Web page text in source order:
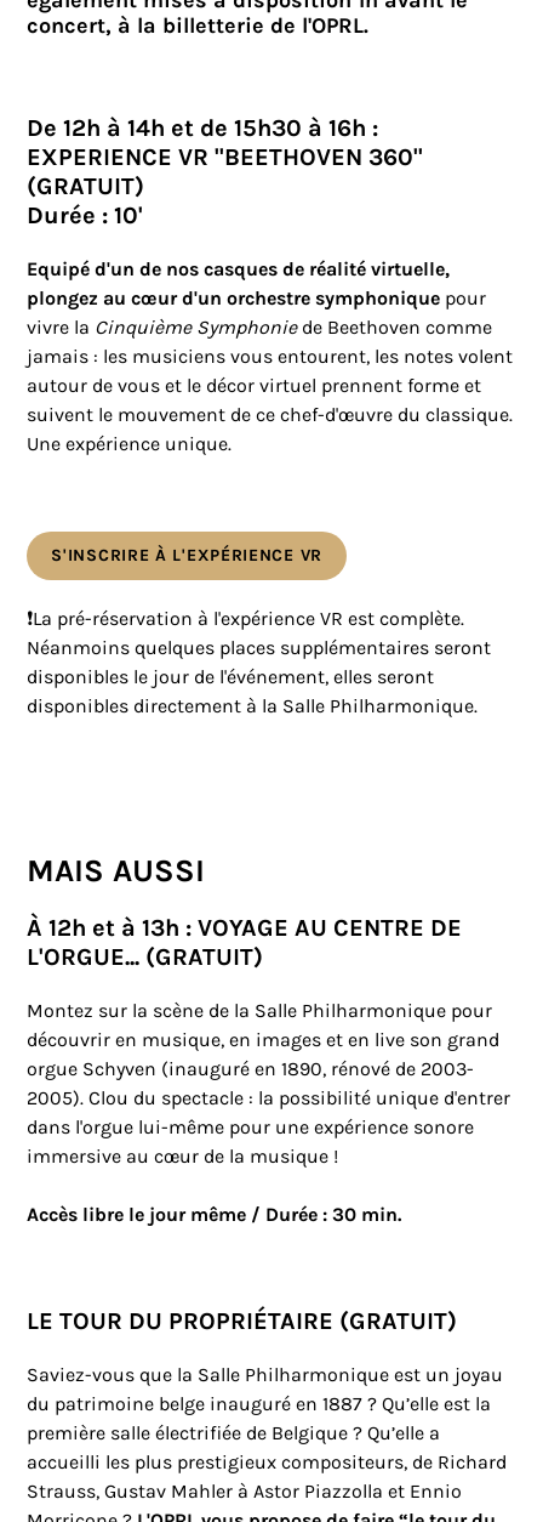
concert, à la billetterie de l'OPRL.
De 12h à 14h et de 15h30 à 16h :
EXPERIENCE VR "BEETHOVEN 360"
(GRATUIT)
Durée : 10'
Equipé d'un de nos casques de réalité virtuelle,
plongez au cœur d'un orchestre symphonique pour
vivre la Cinquième Symphonie de Beethoven comme
jamais : les musiciens vous entourent, les notes volent
autour de vous et le décor virtuel prennent forme et
suivent le mouvement de ce chef-d'œuvre du classique.
Une expérience unique.
S'INSCRIRE À L'EXPÉRIENCE VR
❗La pré-réservation à l'expérience VR est complète.
Néanmoins quelques places supplémentaires seront
disponibles le jour de l'événement, elles seront
disponibles directement à la Salle Philharmonique.
MAIS AUSSI
À 12h et à 13h : VOYAGE AU CENTRE DE
L'ORGUE... (GRATUIT)
Montez sur la scène de la Salle Philharmonique pour
découvrir en musique, en images et en live son grand
orgue Schyven (inauguré en 1890, rénové de 2003-
2005). Clou du spectacle : la possibilité unique d'entrer
dans l'orgue lui-même pour une expérience sonore
immersive au cœur de la musique !
Accès libre le jour même / Durée : 30 min.
LE TOUR DU PROPRIÉTAIRE (GRATUIT)
Saviez-vous que la Salle Philharmonique est un joyau
du patrimoine belge inauguré en 1887 ? Qu’elle est la
première salle électrifiée de Belgique ? Qu’elle a
accueilli les plus prestigieux compositeurs, de Richard
Strauss, Gustav Mahler à Astor Piazzolla et Ennio